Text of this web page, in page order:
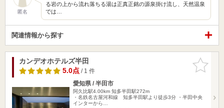
匿名
る岩の上から流れ落ちる湯は正真正銘の源泉掛け流し、天然温泉
では…
関連情報から探す
お気に入
りに追加
カンデオホテルズ半田
5.0点/ 1 件
愛知県 / 半田市
阿久比駅4.00km 知多半田駅272m
・名鉄名古屋河和線 知多半田駅より徒歩3分 ・半田中央
インターから…